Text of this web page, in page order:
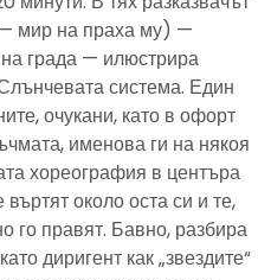
мир на праха му) —
града — илюстрира
система. Един
очукани, като в офорт
именова ги на някоя
хореография в центъра
около оста си и те,
го правят. Бавно, разбира
диригент как „звездите“